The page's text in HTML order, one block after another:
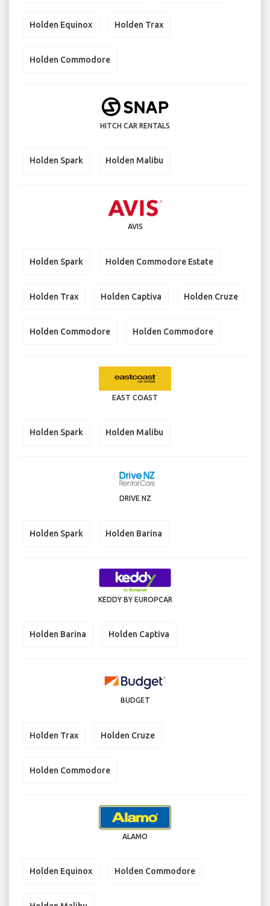
Holden Equinox Holden Trax
Holden Commodore
HITCH CAR RENTALS
Holden Spark Holden Malibu
AVIS
Holden Spark Holden Commodore Estate
Holden Trax Holden Captiva Holden Cruze
Holden Commodore Holden Commodore
EAST COAST
Holden Spark Holden Malibu
DRIVE NZ
Holden Spark Holden Barina
KEDDY BY EUROPCAR
Holden Barina Holden Captiva
BUDGET
Holden Trax Holden Cruze
Holden Commodore
ALAMO
Holden Equinox Holden Commodore